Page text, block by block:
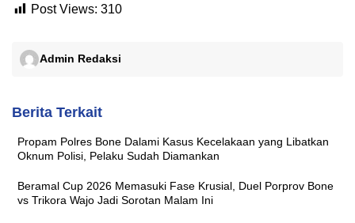
Post Views: 310
Admin Redaksi
Berita Terkait
Propam Polres Bone Dalami Kasus Kecelakaan yang Libatkan
Oknum Polisi, Pelaku Sudah Diamankan
Beramal Cup 2026 Memasuki Fase Krusial, Duel Porprov Bone
vs Trikora Wajo Jadi Sorotan Malam Ini